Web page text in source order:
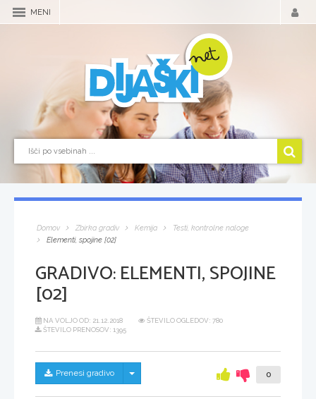
MENI
Domov Zbirka gradiv Kemija
Testi, kontrolne naloge
Elementi, spojine [02]
GRADIVO:ELEMENTI, SPOJINE
[02]
NA VOLJO OD: 21.12.2018
ŠTEVILO OGLEDOV: 780
ŠTEVILO PRENOSOV: 1395
Prenesi gradivo Skrij/prikaži meni 0